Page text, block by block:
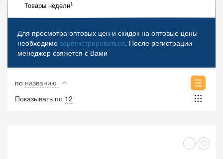
Товары недели1
Для просмотра оптовых цен и скидок на оптовые цены
необходимо зарегистрироваться. После регистрации
менеджер свяжется с Вами
по названию
Показывать по 12